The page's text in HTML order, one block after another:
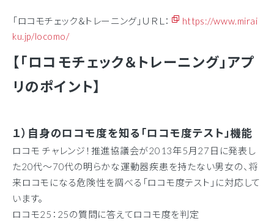
「ロコモチェック＆トレーニング」ＵＲＬ：
https://www.mirai
ku.jp/locomo/
【「ロコモチェック＆トレーニング」アプ
リのポイント】
１）自身のロコモ度を知る「ロコモ度テスト」機能
ロコモ チャレンジ！推進協議会が2013年5月27日に発表し
た20代～70代の明らかな運動器疾患を持たない男女の、将
来ロコモになる危険性を調べる「ロコモ度テスト」に対応して
います。
ロコモ25：25の質問に答えてロコモ度を判定